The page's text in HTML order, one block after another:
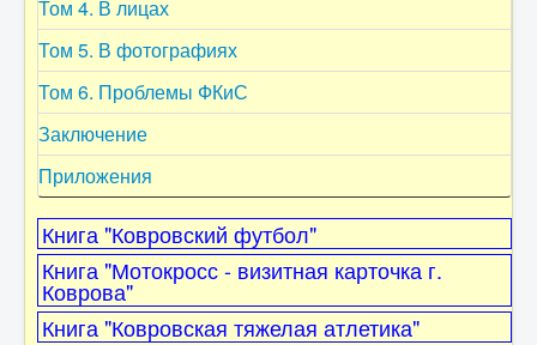
7. Тренеры и судьи
8. Достижения
9. Ветераны
10. Персоны
11. Воспоминания
12. Фото
13. Перспективы
Заключение
Том 4. В лицах
Том 5. В фотографиях
Том 6. Проблемы ФКиС
Заключение
Приложения
Книга "Ковровский футбол"
Книга "Мотокросс - визитная карточка г.
Коврова"
Книга "Ковровская тяжелая атлетика"